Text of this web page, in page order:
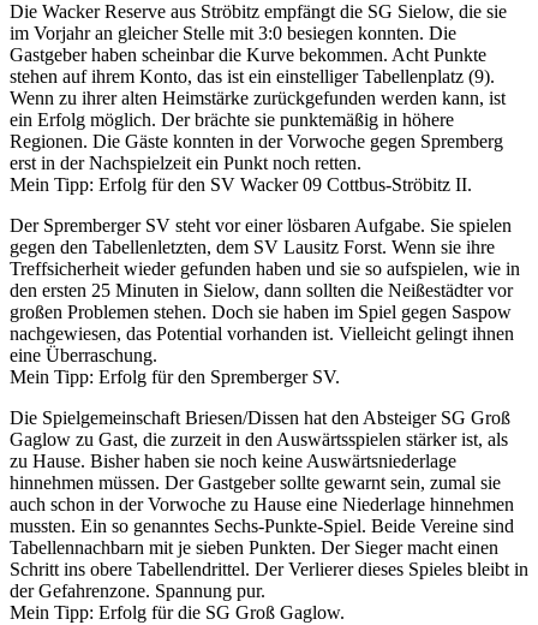
Die Wacker Reserve aus Ströbitz empfängt die SG Sielow, die sie
im Vorjahr an gleicher Stelle mit 3:0 besiegen konnten. Die
Gastgeber haben scheinbar die Kurve bekommen. Acht Punkte
stehen auf ihrem Konto, das ist ein einstelliger Tabellenplatz (9).
Wenn zu ihrer alten Heimstärke zurückgefunden werden kann, ist
ein Erfolg möglich. Der brächte sie punktemäßig in höhere
Regionen. Die Gäste konnten in der Vorwoche gegen Spremberg
erst in der Nachspielzeit ein Punkt noch retten.
Mein Tipp: Erfolg für den SV Wacker 09 Cottbus-Ströbitz II.
Der Spremberger SV steht vor einer lösbaren Aufgabe. Sie spielen
gegen den Tabellenletzten, dem SV Lausitz Forst. Wenn sie ihre
Treffsicherheit wieder gefunden haben und sie so aufspielen, wie in
den ersten 25 Minuten in Sielow, dann sollten die Neißestädter vor
großen Problemen stehen. Doch sie haben im Spiel gegen Saspow
nachgewiesen, das Potential vorhanden ist. Vielleicht gelingt ihnen
eine Überraschung.
Mein Tipp: Erfolg für den Spremberger SV.
Die Spielgemeinschaft Briesen/Dissen hat den Absteiger SG Groß
Gaglow zu Gast, die zurzeit in den Auswärtsspielen stärker ist, als
zu Hause. Bisher haben sie noch keine Auswärtsniederlage
hinnehmen müssen. Der Gastgeber sollte gewarnt sein, zumal sie
auch schon in der Vorwoche zu Hause eine Niederlage hinnehmen
mussten. Ein so genanntes Sechs-Punkte-Spiel. Beide Vereine sind
Tabellennachbarn mit je sieben Punkten. Der Sieger macht einen
Schritt ins obere Tabellendrittel. Der Verlierer dieses Spieles bleibt in
der Gefahrenzone. Spannung pur.
Mein Tipp: Erfolg für die SG Groß Gaglow.